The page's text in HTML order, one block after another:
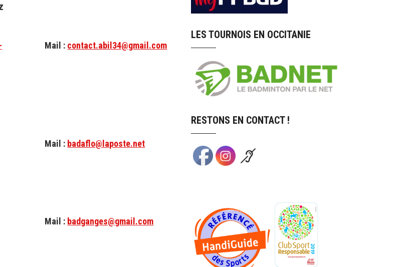
Mail : contact.abil34@gmail.com
Mail : badaflo@laposte.net
Mail : badganges@gmail.com
LES TOURNOIS EN OCCITANIE
RESTONS EN CONTACT !